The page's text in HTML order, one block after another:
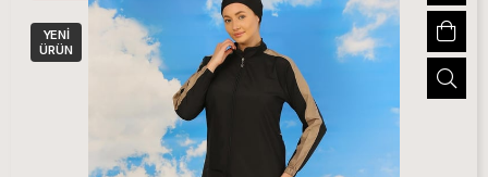
YENI
ÜRÜN